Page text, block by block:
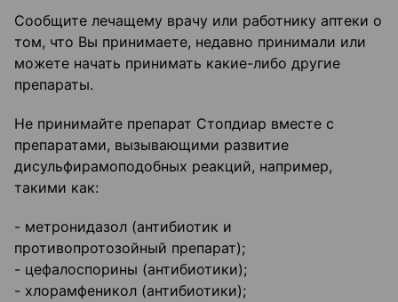
Сообщите лечащему врачу или работнику аптеки о
том, что Вы принимаете, недавно принимали или
можете начать принимать какие-либо другие
препараты.
Не принимайте препарат Стопдиар вместе с
препаратами, вызывающими развитие
дисульфирамоподобных реакций, например,
такими как:
- метронидазол (антибиотик и
противопротозойный препарат);
- цефалоспорины (антибиотики);
- хлорамфеникол (антибиотики);